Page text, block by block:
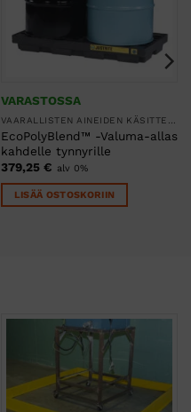
VARASTOSSA
VAARALLISTEN AINEIDEN KÄSITTELY
EcoPolyBlend™ -Valuma-allas
kahdelle tynnyrille
379,25 € alv 0%
LISÄÄ OSTOSKORIIN